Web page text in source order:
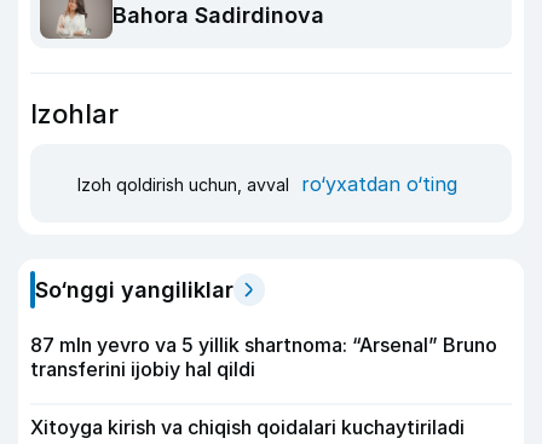
Bahora Sadirdinova
Izohlar
Izoh qoldirish uchun, avval ro‘yxatdan o‘ting
So‘nggi yangiliklar
87 mln yevro va 5 yillik shartnoma: “Arsenal” Bruno
transferini ijobiy hal qildi
Xitoyga kirish va chiqish qoidalari kuchaytiriladi